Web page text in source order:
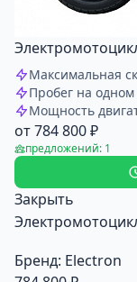
Максимальная
Пробег на
Мощность
от 784 800 ₽
предложений: 1
Закрыть
Бренд: Electron